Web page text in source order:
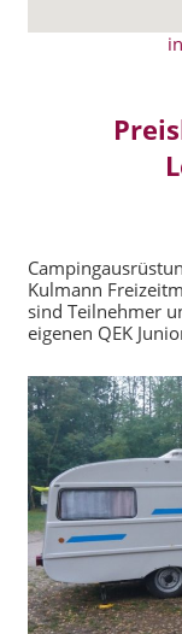
Kulmann
sind Teilnehmer
eigenen QEK